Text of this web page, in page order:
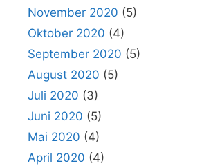
November 2020 (5)
Oktober 2020 (4)
September 2020 (5)
August 2020 (5)
Juli 2020 (3)
Juni 2020 (5)
Mai 2020 (4)
April 2020 (4)